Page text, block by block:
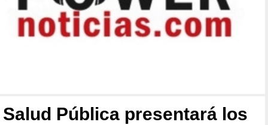
Salud Pública presentará los